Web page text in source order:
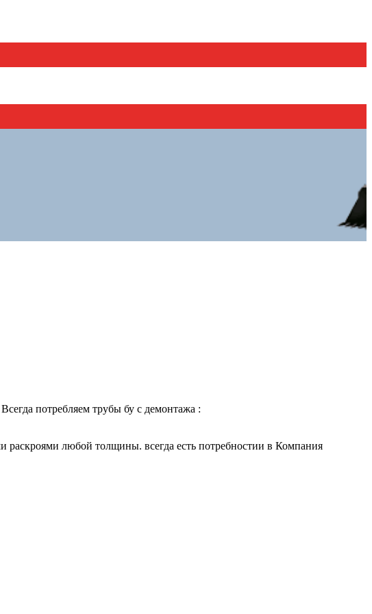
потребляем трубы бу с демонтажа :
любой толщины. всегда есть потребностии в Компания